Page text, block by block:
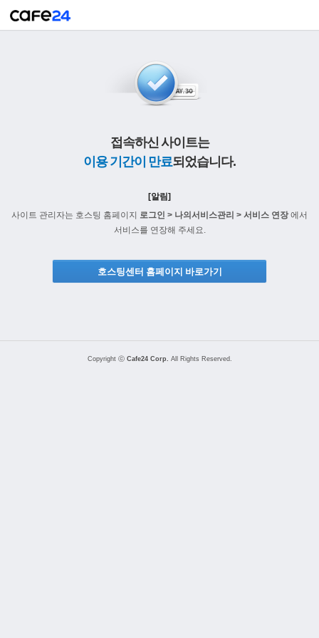
접속하신 사이트는
이용 기간이 만료되었습니다.
[알림]
사이트 관리자는 호스팅 홈페이지 로그인 > 나의서비스관리 > 서비스 연장에서
서비스를 연장해 주세요.
호스팅센터 홈페이지 바로가기
Copyright ⓒ Cafe24 Corp. All Rights Reserved.